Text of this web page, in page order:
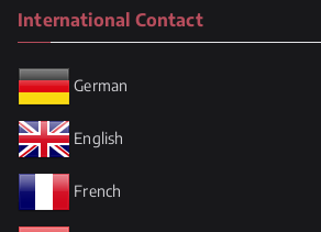
International Contact
German
English
French